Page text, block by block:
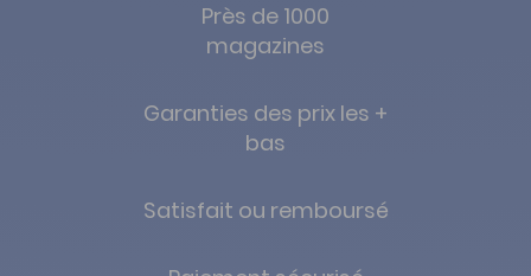
Près de 1000
magazines
Garanties des prix les +
bas
Satisfait ou remboursé